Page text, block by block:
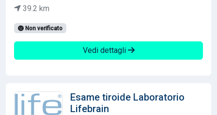
39.2 km
Non verificato
Vedi dettagli
Esame tiroide Laboratorio
Lifebrain